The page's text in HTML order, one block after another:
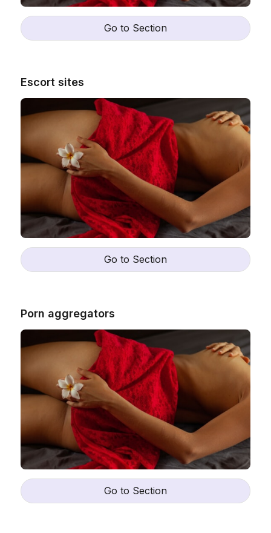
Go to Section
Escort sites
Go to Section
Porn aggregators
Go to Section